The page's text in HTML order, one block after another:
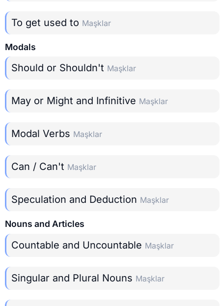
To get used to Maşklar
Modals
Should or Shouldn't Maşklar
May or Might and Infinitive Maşklar
Modal Verbs Maşklar
Can / Can't Maşklar
Speculation and Deduction Maşklar
Nouns and Articles
Countable and Uncountable Maşklar
Singular and Plural Nouns Maşklar